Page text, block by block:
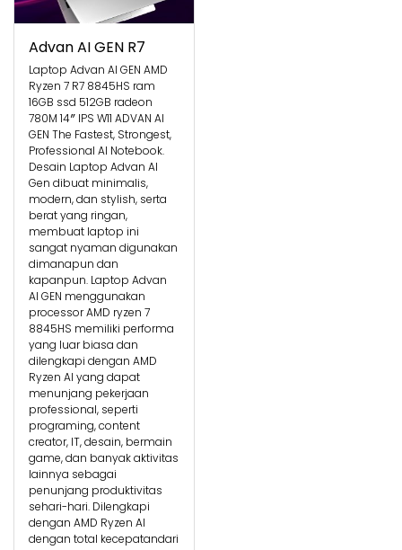
Advan AI GEN R7
Laptop Advan AI GEN AMD
Ryzen 7 R7 8845HS ram
16GB ssd 512GB radeon
780M 14″ IPS W11 ADVAN AI
GEN The Fastest, Strongest,
Professional AI Notebook.
Desain Laptop Advan AI
Gen dibuat minimalis,
modern, dan stylish, serta
berat yang ringan,
membuat laptop ini
sangat nyaman digunakan
dimanapun dan
kapanpun. Laptop Advan
AI GEN menggunakan
processor AMD ryzen 7
8845HS memiliki performa
yang luar biasa dan
dilengkapi dengan AMD
Ryzen AI yang dapat
menunjang pekerjaan
professional, seperti
programing, content
creator, IT, desain, bermain
game, dan banyak aktivitas
lainnya sebagai
penunjang produktivitas
sehari-hari. Dilengkapi
dengan AMD Ryzen AI
dengan total kecepatandari